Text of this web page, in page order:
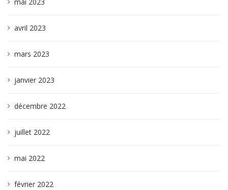
avril 2023
mars 2023
janvier 2023
décembre 2022
juillet 2022
mai 2022
février 2022